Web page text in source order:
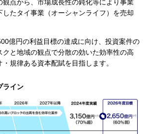
観点から、市場成長性の鈍化等により事業
たタイ事業（オーシャンライフ）を売却
億円の利益目標の達成に向け、投資案件の
クと地域の観点で分散の効いた効率性の高
規律ある資本配賦を目指します。
ライン